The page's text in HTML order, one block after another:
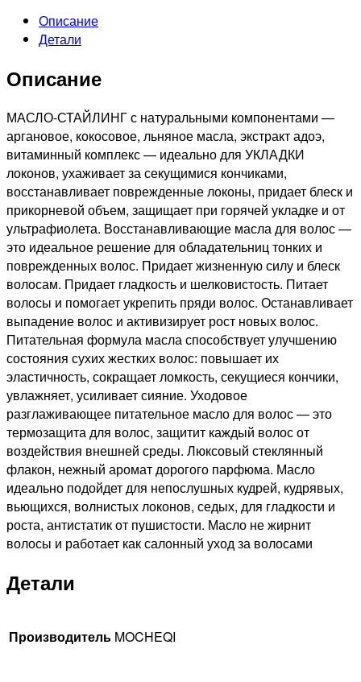
стайлинг
для
объема,
Описание
Детали
Описание
МАСЛО-СТАЙЛИНГ с натуральными компонентами —
аргановое, кокосовое, льняное масла, экстракт адоэ,
витаминный комплекс — идеально для УКЛАДКИ
локонов, ухаживает за секущимися кончиками,
восстанавливает поврежденные локоны, придает блеск и
прикорневой объем, защищает при горячей укладке и от
ультрафиолета. Восстанавливающие масла для волос —
это идеальное решение для обладательниц тонких и
поврежденных волос. Придает жизненную силу и блеск
волосам. Придает гладкость и шелковистость. Питает
волосы и помогает укрепить пряди волос. Останавливает
выпадение волос и активизирует рост новых волос.
Питательная формула масла способствует улучшению
состояния сухих жестких волос: повышает их
эластичность, сокращает ломкость, секущиеся кончики,
увлажняет, усиливает сияние. Уходовое
разглаживающее питательное масло для волос — это
термозащита для волос, защитит каждый волос от
воздействия внешней среды. Люксовый стеклянный
флакон, нежный аромат дорогого парфюма. Масло
идеально подойдет для непослушных кудрей, кудрявых,
вьющихся, волнистых локонов, седых, для гладкости и
роста, антистатик от пушистости. Масло не жирнит
волосы и работает как салонный уход за волосами
Детали
Производитель MOCHEQI